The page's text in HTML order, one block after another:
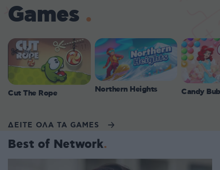
Games
Cut The Rope Northern Heights Candy
ΔΕΙΤΕ ΟΛΑ ΤΑ GAMES
Best of Network